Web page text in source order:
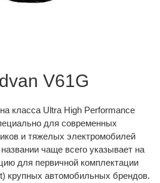
V61G
класса Ultra High Performance
для современных
и тяжелых электромобилей
чаще всего указывает на
для первичной комплектации
крупных автомобильных брендов.